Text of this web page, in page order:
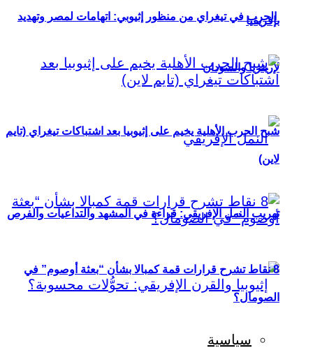
الحرب في تيغراي من منظور إثيوبي: اتهامات لمصر وتهديد
لإريتريا والسودان
تهريب النمل الإفريقي: قراءة في المشهد والتداعيات والفرص
بإفريقيا
شبح الحرب الأهلية يخيم على إثيوبيا بعد اشتباكات تيغراي (تايم
لاين)
8 نقاط تشرح قرارات قمة كمبالا بشأن “بعثة أوصوم” في
الصومال؟
سياسية